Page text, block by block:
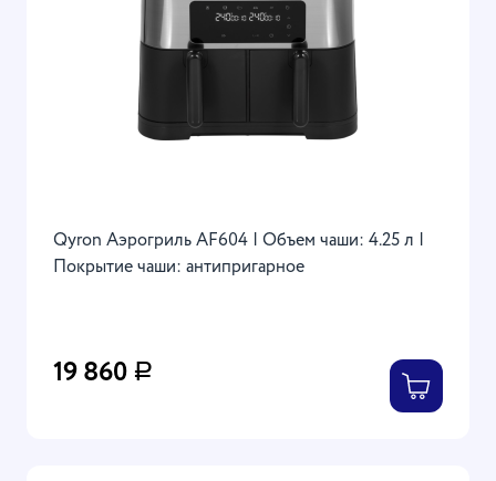
Qyron Аэрогриль AF604 | Объем чаши: 4.25 л |
Покрытие чаши: антипригарное
19 860 Р